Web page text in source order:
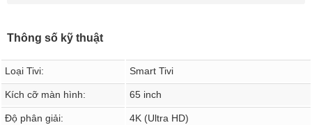
Thông số kỹ thuật
Loại Tivi: Smart Tivi
Kích cỡ màn hình: 65 inch
Độ phân giải: 4K (Ultra HD)